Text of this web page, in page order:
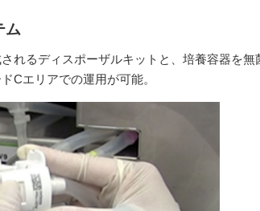
ム
れるディスポーザルキットと、培養容器を
Cエリアでの運用が可能。